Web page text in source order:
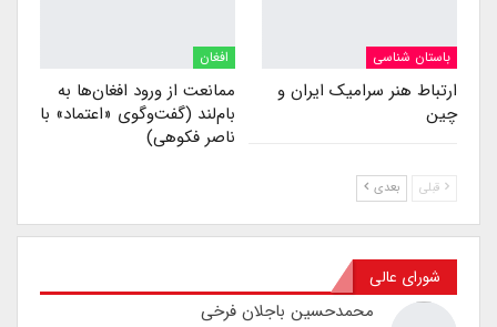
باستان شناسی
ارتباط هنر سرامیک ایران و
چین
افغان
ممانعت از ورود افغان‌ها به
بام‌لند (گفت‌وگوی «اعتماد» با
ناصر فکوهی)
قبلی بعدی
شورای عالی
محمدحسین باجلان فرخی